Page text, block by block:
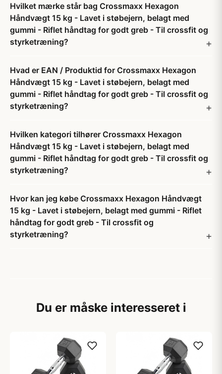
Hvilket mærke står bag Crossmaxx Hexagon
Håndvægt 15 kg - Lavet i støbejern, belagt med
gummi - Riflet håndtag for godt greb - Til crossfit og
styrketræning?
Hvad er EAN / Produktid for Crossmaxx Hexagon
Håndvægt 15 kg - Lavet i støbejern, belagt med
gummi - Riflet håndtag for godt greb - Til crossfit og
styrketræning?
Hvilken kategori tilhører Crossmaxx Hexagon
Håndvægt 15 kg - Lavet i støbejern, belagt med
gummi - Riflet håndtag for godt greb - Til crossfit og
styrketræning?
Hvor kan jeg købe Crossmaxx Hexagon Håndvægt
15 kg - Lavet i støbejern, belagt med gummi - Riflet
håndtag for godt greb - Til crossfit og
styrketræning?
Du er måske interesseret i